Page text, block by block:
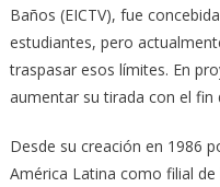
Baños (EICTV), fue
estudiantes, pero
traspasar esos límites. En
aumentar su tirada con el fin
Desde su creación en 1986
América Latina como filial